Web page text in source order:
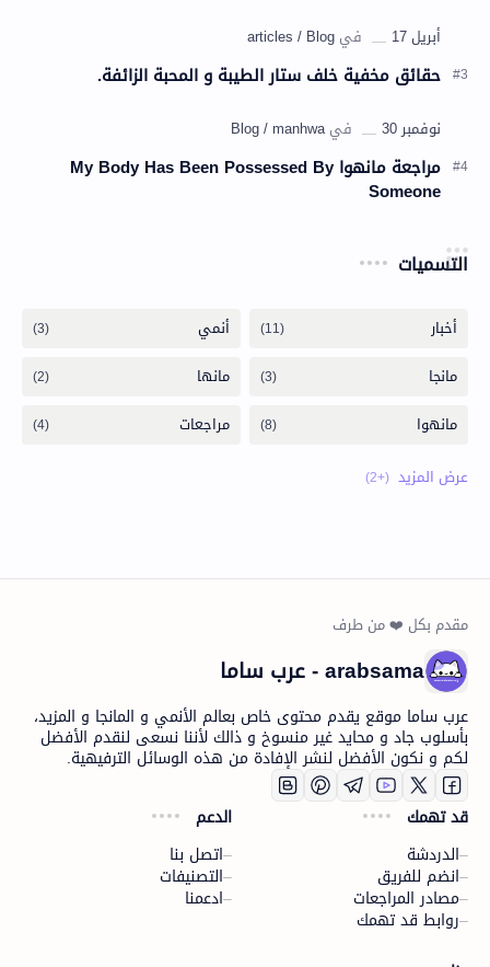
حقائق مخفية خلف ستار الطيبة و المحبة الزائفة.
مراجعة مانهوا My Body Has Been Possessed By
Someone
التسميات
arabsama - عرب ساما
عرب ساما موقع يقدم محتوى خاص بعالم الأنمي و المانجا و المزيد،
بأسلوب جاد و محايد غير منسوخ و ذالك لأننا نسعى لنقدم الأفضل
لكم و نكون الأفضل لنشر الإفادة من هذه الوسائل الترفيهية.
قد تهمك
الدردشة
انضم للفريق
مصادر المراجعات
روابط قد تهمك
الدعم
اتصل بنا
التصنيفات
ادعمنا